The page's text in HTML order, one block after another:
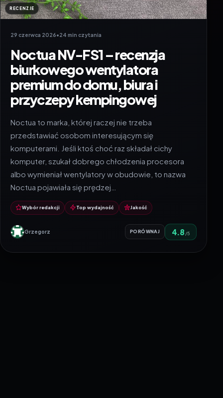
RECENZJE
29 czerwca 2026•24 min czytania
Noctua NV-FS1 – recenzja
biurkowego wentylatora
premium do domu, biura i
przyczepy kempingowej
Noctua to marka, której raczej nie trzeba
przedstawiać osobom interesującym się
komputerami. Jeśli ktoś choć raz składał cichy
komputer, szukał dobrego chłodzenia procesora
albo wymieniał wentylatory w obudowie, to nazwa
Noctua pojawiała się prędzej…
Wybór redakcji Top wydajność Jakość
Grzegorz PORÓWNAJ 4.8 /5